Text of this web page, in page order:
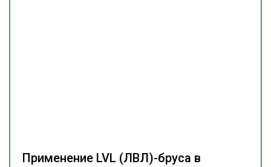
Применение LVL (ЛВЛ)-бруса в